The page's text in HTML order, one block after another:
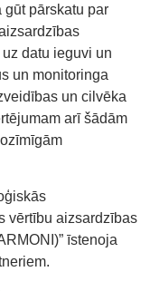
gūt pārskatu par
datu ieguvi un
un monitoringa
un cilvēka
arī šādām
vērtību aizsardzības
īstenoja